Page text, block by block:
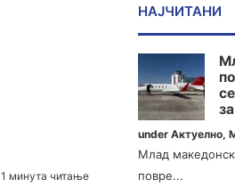
1 минута читање
НАЈЧИТАНИ
underАктуелно,
Млад
повре...